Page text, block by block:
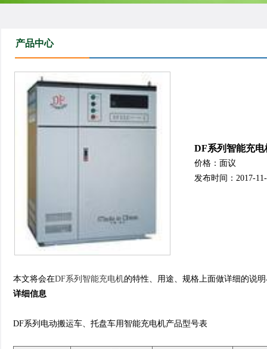
产品中心
DF系列智能充电
价格：面议
发布时间：2017-
本文将会在DF系列智能充电机的特性、用途、规格上面做详细的说
详细信息
DF系列电动搬运车、托盘车用智能充电机产品型号表